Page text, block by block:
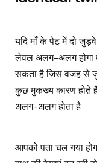
यदि माँ के पेट में दो
लेवल अलग-अलग होगा
सकता है जिस वजह से
कुछ मुकख्य कारण होते
अलग-अलग होता है
आपको पता चल गया